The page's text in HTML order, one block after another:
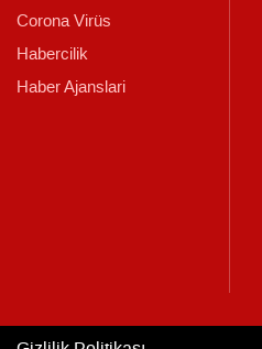
Corona Virüs
Habercilik
Haber Ajanslari